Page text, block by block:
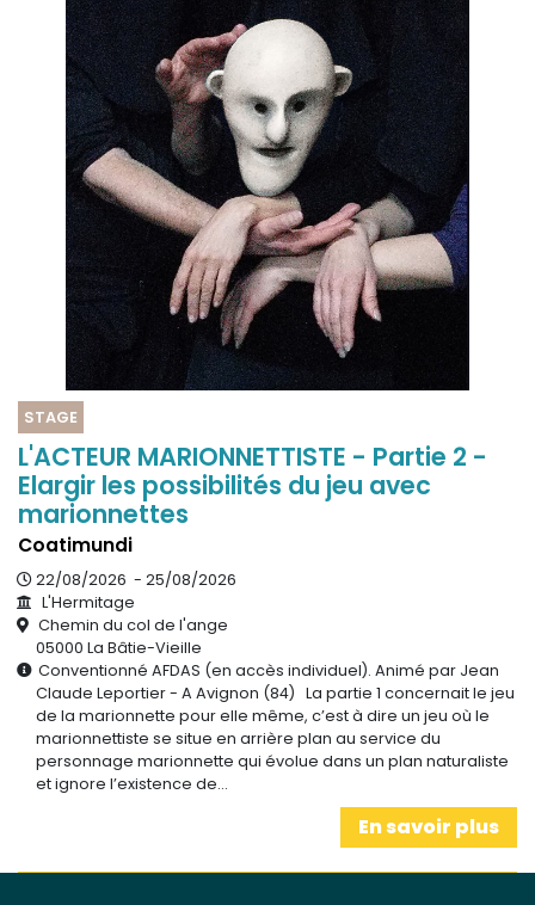
STAGE
L'ACTEUR MARIONNETTISTE - Partie 2 -
Elargir les possibilités du jeu avec
marionnettes
Coatimundi
22/08/2026 - 25/08/2026
L'Hermitage
Chemin du col de l'ange
05000 La Bâtie-Vieille
Conventionné AFDAS (en accès individuel). Animé par Jean
Claude Leportier - A Avignon (84) La partie 1 concernait le jeu
de la marionnette pour elle même, c’est à dire un jeu où le
marionnettiste se situe en arrière plan au service du
personnage marionnette qui évolue dans un plan naturaliste
et ignore l’existence de…
En savoir plus